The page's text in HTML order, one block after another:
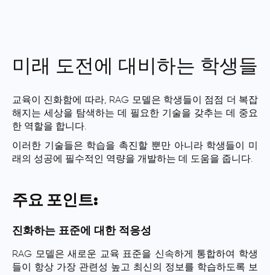
미래 도전에 대비하는 학생들
교육이 진화함에 따라, RAG 모델은 학생들이 점점 더 복잡
해지는 세상을 탐색하는 데 필요한 기술을 갖추는 데 중요
한 역할을 합니다.
이러한 기술들은 학습을 촉진할 뿐만 아니라 학생들이 미
래의 성공에 필수적인 역량을 개발하는 데 도움을 줍니다.
주요 포인트:
진화하는 표준에 대한 적응성
RAG 모델은 새로운 교육 표준을 신속하게 통합하여 학생
들이 항상 가장 관련성 높고 최신의 정보를 학습하도록 보